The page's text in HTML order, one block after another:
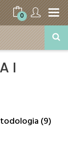
0
I
(9)